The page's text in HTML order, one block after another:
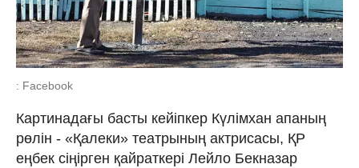
: Facebook
Картинадағы басты кейіпкер Күлімхан апаның
рөлін - «Қалеки» театрының актрисасы, ҚР
еңбек сіңірген қайраткері Лейло Бекназар